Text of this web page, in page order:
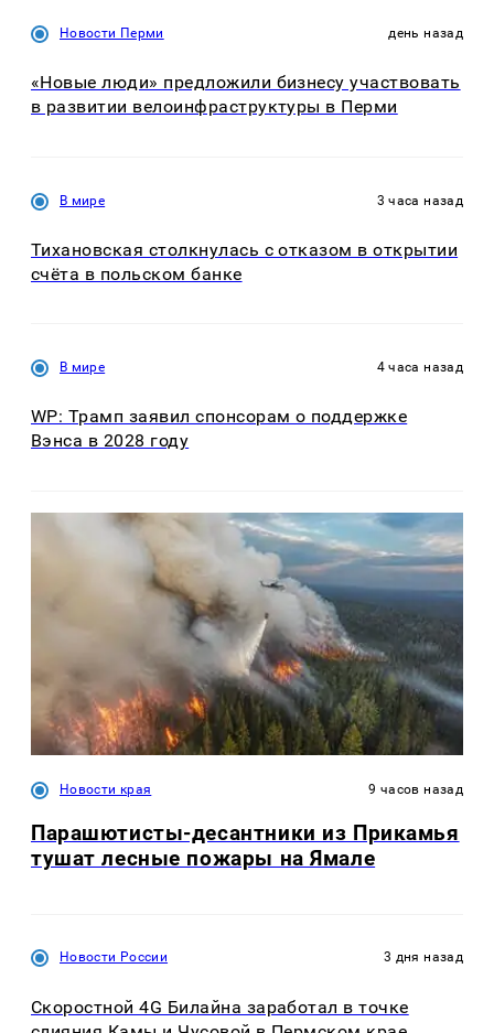
Новости Перми день назад
«Новые люди» предложили бизнесу участвовать
в развитии велоинфраструктуры в Перми
В мире 3 часа назад
Тихановская столкнулась с отказом в открытии
счёта в польском банке
В мире 4 часа назад
WP: Трамп заявил спонсорам о поддержке
Вэнса в 2028 году
Новости края 9 часов назад
Парашютисты-десантники из Прикамья
тушат лесные пожары на Ямале
Новости России 3 дня назад
Скоростной 4G Билайна заработал в точке